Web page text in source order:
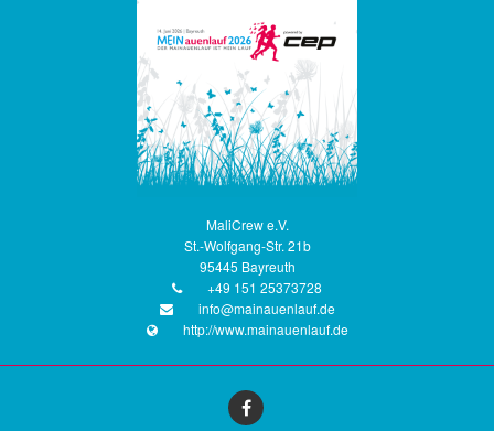
MaliCrew e.V.
St.-Wolfgang-Str. 21b
95445 Bayreuth
+49 151 25373728
info@mainauenlauf.de
http://www.mainauenlauf.de